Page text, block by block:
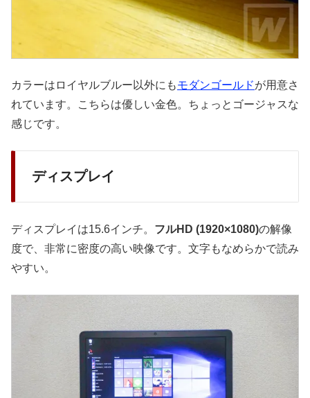
カラーはロイヤルブルー以外にもモダンゴールドが用意さ
れています。こちらは優しい金色。ちょっとゴージャスな
感じです。
ディスプレイ
ディスプレイは15.6インチ。 フルHD (1920×1080)の解像
度で、非常に密度の高い映像です。文字もなめらかで読み
やすい。